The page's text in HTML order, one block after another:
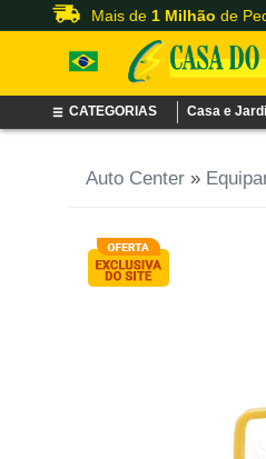
Mais de 1 Milhão de
CATEGORIAS Casa e
Auto Center »